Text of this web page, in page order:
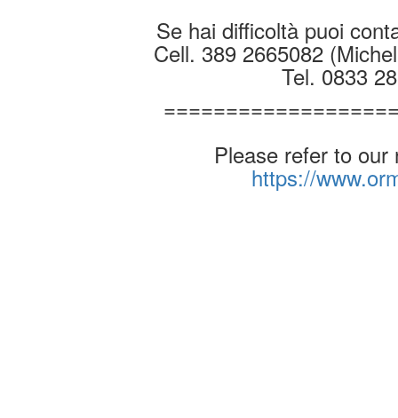
Se hai difficoltà puoi
Cell. 389 2665082
Tel. 0833
Please refer to our
https://